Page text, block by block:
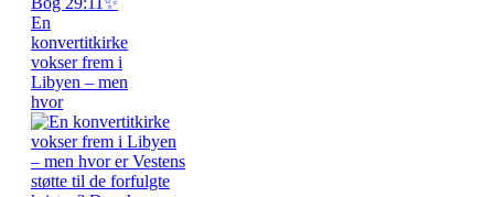
En
konvertitkirke
vokser frem i
Libyen – men
hvor